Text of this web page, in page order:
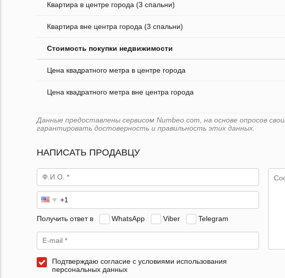
Квартира в центре города (3 спальни)
Квартира вне центра города (3 спальни)
Стоимость покупки недвижимости
Цена квадратного метра в центре города
Цена квадратного метра вне центра города
Данные предоставлены сервисом Numbeo.com, на основе опросов
гарантировать достоверность и правильность этих данных.
НАПИСАТЬ ПРОДАВЦУ
Получить ответ в WhatsApp Viber Telegram
Подтверждаю согласие с условиями использования
персональных данных